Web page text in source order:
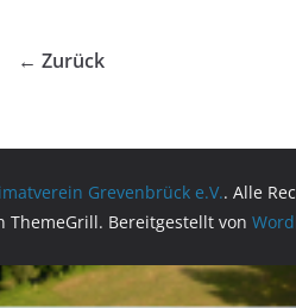
← Zurück
Grevenbrück e.V.. Alle
ThemeGrill. Bereitgestellt von